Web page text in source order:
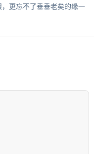
更忘不了垂垂老矣的缘一